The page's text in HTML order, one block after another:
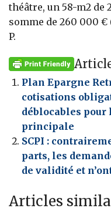
théâtre, un 58-m2 de
somme de 260 000 €
P.
Plan Epargne
cotisations
déblocables pour
principale
SCPI :
parts, les
de validité et
Articles